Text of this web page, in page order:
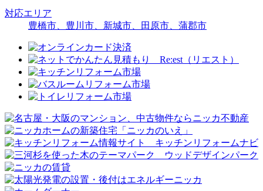
対応エリア
豊橋市、豊川市、新城市、田原市、蒲郡市